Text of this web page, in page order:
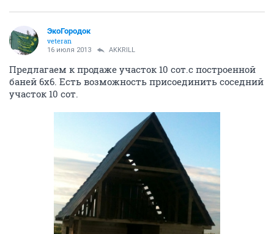
ЭкоГородок
veteran
16 июля 2013 AKKRILL
Предлагаем к продаже участок 10 сот.с построенной
баней 6х6. Есть возможность присоединить соседний
участок 10 сот.